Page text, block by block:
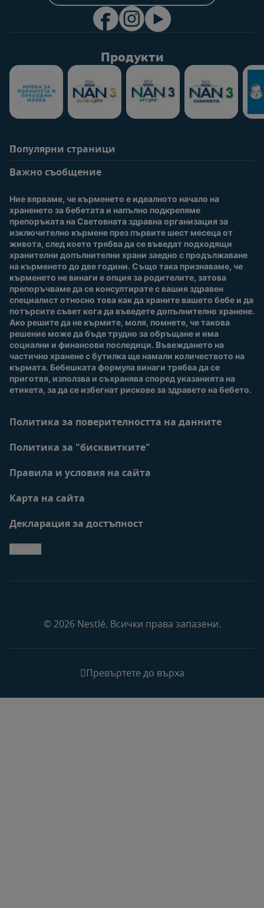
Продукти
Популярни страници
Често задавани
За нас
Присъединете се към
Nestlé Baby Club
Купи сега
Нашите марки и
продукти
Качество и сигурност
Безплатно тестване
Важно съобщение
Ние вярваме, че кърменето е идеалното начало на
храненето за бебетата и напълно подкрепяме
препоръката на Световната здравна организация за
изключително кърмене през първите шест месеца от
живота, след което трябва да се въведат подходящи
хранителни допълнителни храни заедно с продължаване
на кърменето до две години. Също така признаваме, че
кърменето не винаги е опция за родителите, затова
препоръчваме да се консултирате с вашия здравен
специалист относно това как да храните вашето бебе и да
потърсите съвет кога да въведете допълнително хранене.
Ако решите да не кърмите, моля, помнете, че такова
решение може да бъде трудно за обръщане и има
социални и финансови последици. Въвеждането на
частично хранене с бутилка ще намали количеството на
кърмата. Бебешката формула винаги трябва да се
приготвя, използва и съхранява според указанията на
етикета, за да се избегнат рискове за здравето на бебето.
Политика за поверителността на данните
Политика за "бисквитките"
Правила и условия на сайта
Карта на сайта
Декларация за достъпност
© 2026 Nestlé. Всички права запазени.
Превъртете до върха